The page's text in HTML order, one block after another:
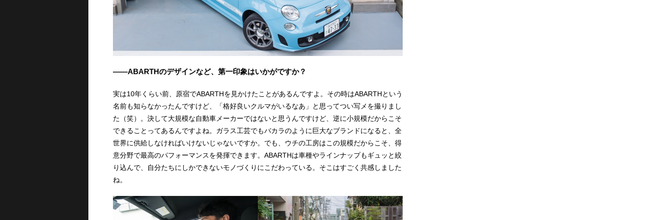
――ABARTHのデザインなど、第一印象はいかがですか？
実は10年くらい前、原宿でABARTHを見かけたことがあるんですよ。その時はABARTHという
名前も知らなかったんですけど、「格好良いクルマがいるなあ」と思ってつい写メを撮りまし
た（笑）。決して大規模な自動車メーカーではないと思うんですけど、逆に小規模だからこそ
できることってあるんですよね。ガラス工芸でもバカラのように巨大なブランドになると、全
世界に供給しなければいけないじゃないですか。でも、ウチの工房はこの規模だからこそ、得
意分野で最高のパフォーマンスを発揮できます。ABARTHは車種やラインナップもギュッと絞
り込んで、自分たちにしかできないモノづくりにこだわっている。そこはすごく共感しました
ね。